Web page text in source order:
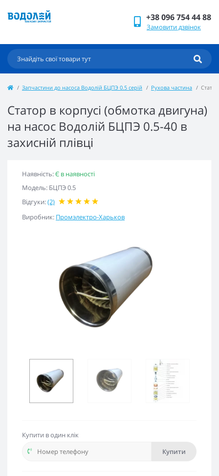
+38 096 754 44 88
Замовити дзвінок
Запчастини до насоса Водолій БЦПЭ 0.5 серій Рухова частина
Статор в корпусі (обмотка двигуна)
на насос Водолій БЦПЭ 0.5-40 в
захисній плівці
Наявність:Є в наявності
Модель: БЦПЭ 0.5
Відгуки:(2)
Виробник: Промэлектро-Харьков
Купити в один клік
Купити